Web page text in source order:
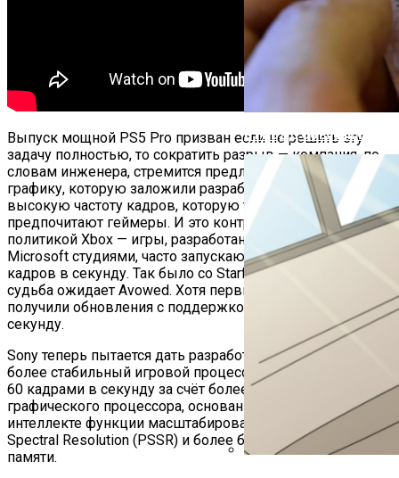
В ГИБДД Объяснили,
Выпуск мощной PS5 Pro призван если не решить эту
задачу полностью, то сократить разрыв — компания, по
словам инженера, стремится предложить игрокам
графику, которую заложили разработчики игр, и
высокую частоту кадров, которую традиционно
предпочитают геймеры. И это контрастирует с
политикой Xbox — игры, разработанные входящими в
Microsoft студиями, часто запускаются с частотой 30
кадров в секунду. Так было со Starfield, Redfield, эта же
судьба ожидает Avowed. Хотя первые две впоследствии
получили обновления с поддержкой 60 кадров в
секунду.
Sony теперь пытается дать разработчикам обеспечить
более стабильный игровой процесс с разрешением 4K и
60 кадрами в секунду за счёт более мощного
графического процессора, основанной на искусственном
интеллекте функции масштабирования Sony PlayStation
Spectral Resolution (PSSR) и более быстрой оперативной
памяти.